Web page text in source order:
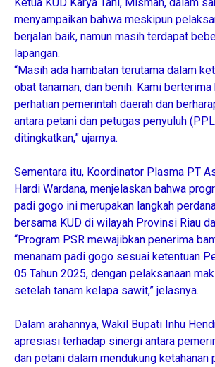
menyampaikan bahwa meskipun
berjalan baik, namun masih terdapat
lapangan.
‎“Masih ada hambatan terutama dalam
obat tanaman, dan benih. Kami
perhatian pemerintah daerah dan
antara petani dan petugas penyuluh
ditingkatkan,” ujarnya.
‎Sementara itu, Koordinator Plasma PT
Hardi Wardana, menjelaskan bahwa
padi gogo ini merupakan langkah
bersama KUD di wilayah Provinsi Riau
‎“Program PSR mewajibkan penerima
menanam padi gogo sesuai ketentuan
05 Tahun 2025, dengan pelaksanaan
setelah tanam kelapa sawit,” jelasnya.
‎Dalam arahannya, Wakil Bupati Inhu
apresiasi terhadap sinergi antara
dan petani dalam mendukung ketahanan